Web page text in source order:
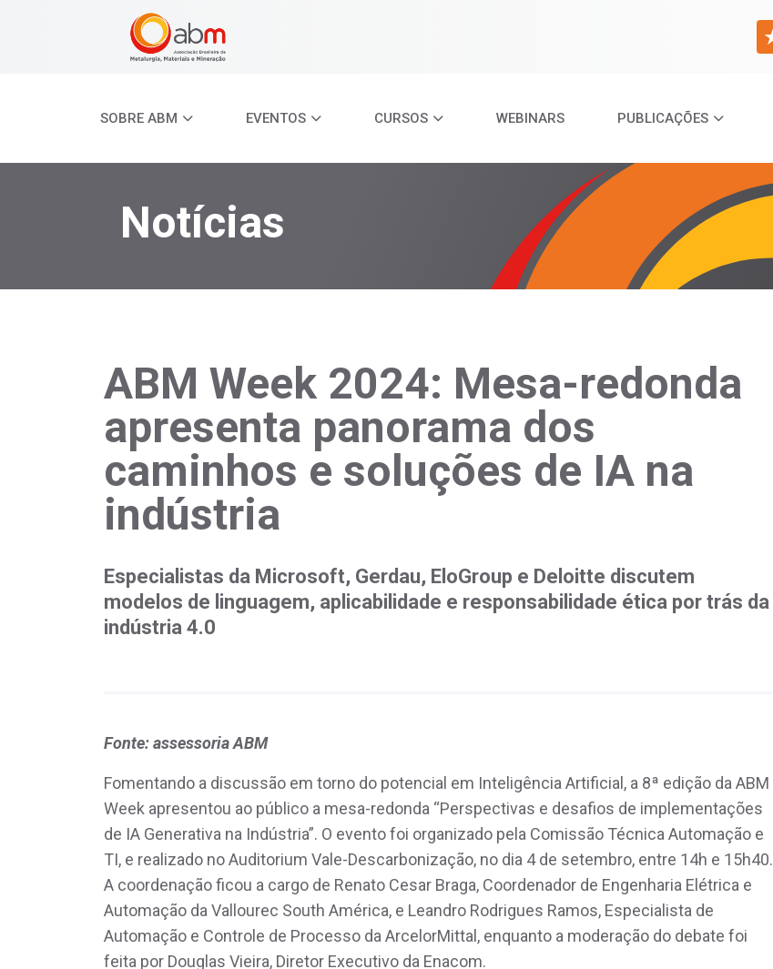
SOBRE ABM EVENTOS CURSOS WEBINARS PUBLICAÇÕES
Notícias
ABM Week 2024: Mesa-redonda
apresenta panorama dos
caminhos e soluções de IA na
indústria
Especialistas da Microsoft, Gerdau, EloGroup e Deloitte discutem
modelos de linguagem, aplicabilidade e responsabilidade ética por trás da
indústria 4.0
Fonte: assessoria ABM
Fomentando a discussão em torno do potencial em Inteligência Artificial, a 8ª edição da ABM
Week apresentou ao público a mesa-redonda “Perspectivas e desafios de implementações
de IA Generativa na Indústria”. O evento foi organizado pela Comissão Técnica Automação e
TI, e realizado no Auditorium Vale-Descarbonização, no dia 4 de setembro, entre 14h e 15h40.
A coordenação ficou a cargo de Renato Cesar Braga, Coordenador de Engenharia Elétrica e
Automação da Vallourec South América, e Leandro Rodrigues Ramos, Especialista de
Automação e Controle de Processo da ArcelorMittal, enquanto a moderação do debate foi
feita por Douglas Vieira, Diretor Executivo da Enacom.